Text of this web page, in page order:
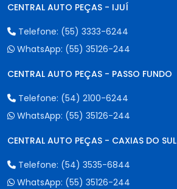
CENTRAL AUTO PEÇAS - IJUÍ
Telefone: (55) 3333-6244
WhatsApp: (55) 35126-244
CENTRAL AUTO PEÇAS - PASSO FUNDO
Telefone: (54) 2100-6244
WhatsApp: (55) 35126-244
CENTRAL AUTO PEÇAS - CAXIAS DO SUL
Telefone: (54) 3535-6844
WhatsApp: (55) 35126-244